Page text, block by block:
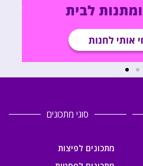
סוגי מתכונים
מתכונים לפיצות